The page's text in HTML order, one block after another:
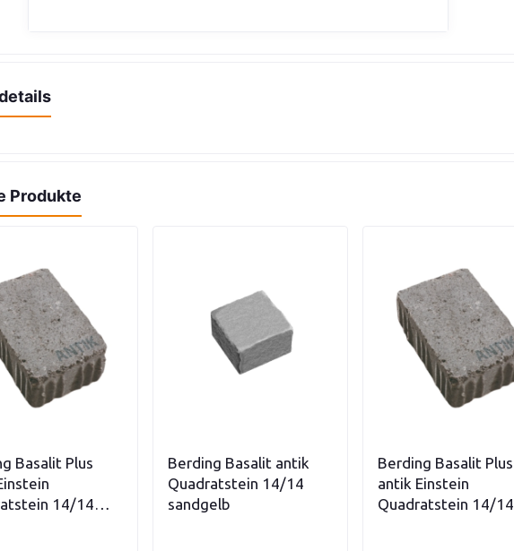
Produkte
den Warenkorb
Basalit Plus
14/14
In den Warenkorb
Berding Basalit antik
Quadratstein 14/14
sandgelb
In den Warenkorb
Berding Basalit Plus
antik Einstein
Quadratstein 14/14